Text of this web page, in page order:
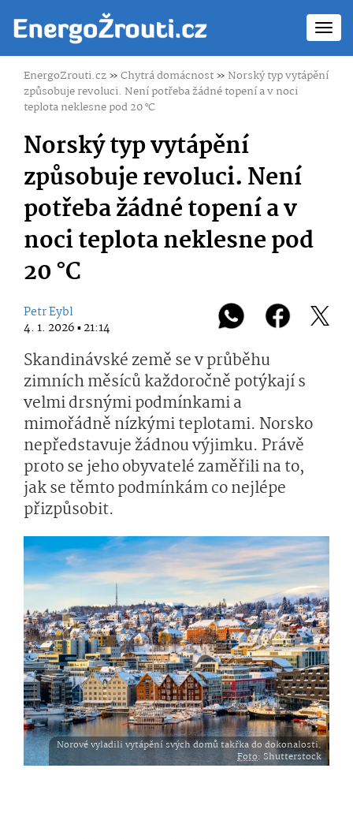
EnergoZrouti.cz»Chytrá domácnost»Norský typ vytápění
způsobuje revoluci. Není potřeba žádné topení a v noci
teplota neklesne pod 20 °C
Norský typ vytápění
způsobuje revoluci. Není
potřeba žádné topení a v
noci teplota neklesne pod
20 °C
Petr Eybl
4. 1. 2026 ▪ 21:14
Skandinávské země se v průběhu
zimních měsíců každoročně potýkají s
velmi drsnými podmínkami a
mimořádně nízkými teplotami. Norsko
nepředstavuje žádnou výjimku. Právě
proto se jeho obyvatelé zaměřili na to,
jak se těmto podmínkám co nejlépe
přizpůsobit.
Norové vyladili vytápění svých domů takřka do dokonalosti.
Foto: Shutterstock